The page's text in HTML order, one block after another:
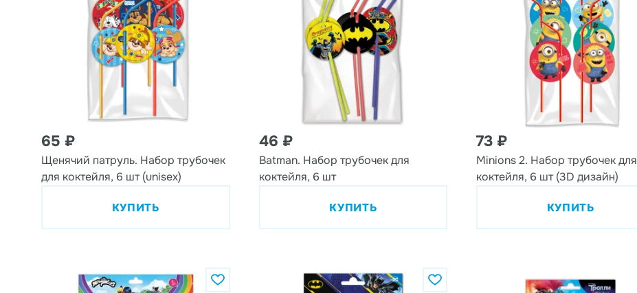
65 ₽
Щенячий патруль. Набор трубочек
для коктейля, 6 шт (unisex)
КУПИТЬ
46 ₽
Batman. Набор трубочек для
коктейля, 6 шт
КУПИТЬ
73 ₽
Minions 2. Набор трубочек для
коктейля, 6 шт (3D дизайн)
КУПИТЬ